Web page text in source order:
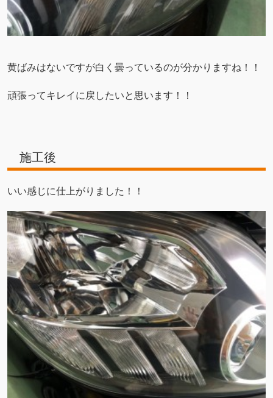
黄ばみはないですが白く曇っているのが分かりますね！！
頑張ってキレイに戻したいと思います！！
施工後
いい感じに仕上がりました！！